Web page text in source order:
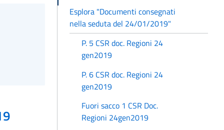
Esplora "Documenti consegnati
nella seduta del 24/01/2019"
P. 5 CSR doc. Regioni 24
gen2019
P. 6 CSR doc. Regioni 24
gen2019
Fuori sacco 1 CSR Doc.
Regioni 24gen2019